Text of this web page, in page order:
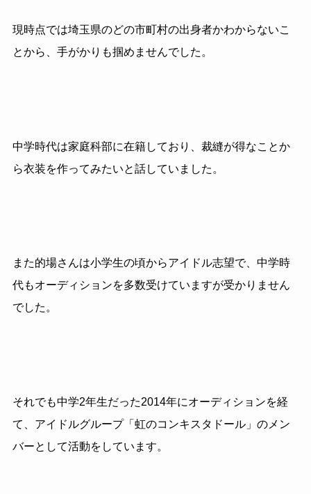
現時点では埼玉県のどの市町村の出身者かわからないこ
とから、手がかりも掴めませんでした。
中学時代は家庭科部に在籍しており、裁縫が得なことか
ら衣装を作ってみたいと話していました。
また的場さんは小学生の頃からアイドル志望で、中学時
代もオーディションを多数受けていますが受かりません
でした。
それでも中学2年生だった2014年にオーディションを経
て、アイドルグループ「虹のコンキスタドール」のメン
バーとして活動をしています。